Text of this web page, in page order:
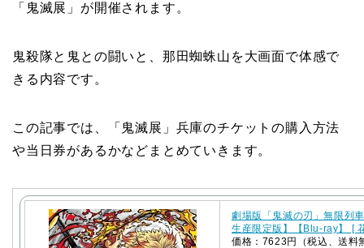
「鬼滅展」が開催されます。
鬼殺隊と鬼との闘いと、那田蜘蛛山を大画面で体感で
きる内容です。
この記事では、「鬼滅展」兵庫のチケットの購入方法
や当日券があるかなどまとめていきます。
劇場版「鬼滅の刃」無限列
生産限定版】【Blu-ray】 [
価格：7623円（税込、送料